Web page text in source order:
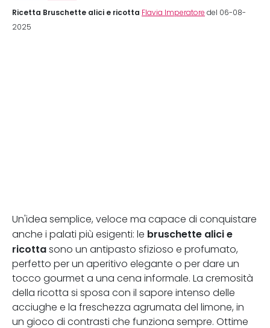
Ricetta Bruschette alici e ricotta Flavia Imperatore del 06-08-
2025
Un'idea semplice, veloce ma capace di conquistare
anche i palati più esigenti: le bruschette alici e
ricotta sono un antipasto sfizioso e profumato,
perfetto per un aperitivo elegante o per dare un
tocco gourmet a una cena informale. La cremosità
della ricotta si sposa con il sapore intenso delle
acciughe e la freschezza agrumata del limone, in
un gioco di contrasti che funziona sempre. Ottime